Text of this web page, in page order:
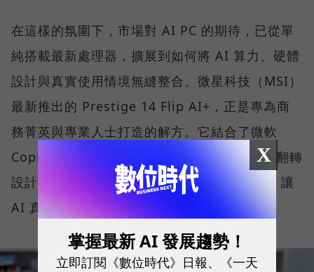
在這樣的氛圍下，市場對 AI PC 的期待，已從單
純搭載最新處理器，擴展到如何將 AI 算力、硬體
設計與真實使用情境無縫整合。微星科技（MSI）
最新推出的 Prestige 14 Flip AI+，正是專為商
務菁英與專業人士打造的解方。它結合了微軟
Copilot+ PC 架構、本地端 AI 運算、2-in-1 翻轉
設計、高畫質 OLED 顯示器與全天候續航力，讓
AI 真正流暢地融入日常工作流程。
X
掌握最新 AI 發展趨勢！
立即訂閱《數位時代》日報、《一天